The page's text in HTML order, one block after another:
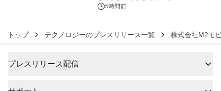
5時間前
トップ テクノロジーのプレスリリース一覧 株式会社M2モ
プレスリリース配信